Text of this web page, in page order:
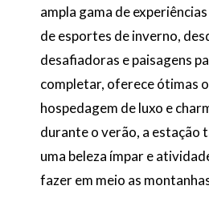
ampla gama de
de esportes de inverno,
desafiadoras e paisagens
completar, oferece ótimas
hospedagem de luxo e
durante o verão, a estação
uma beleza ímpar e
fazer em meio as